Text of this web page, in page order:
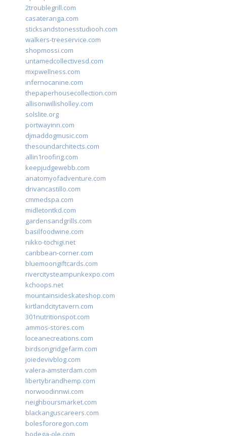
2troublegrill.com
casateranga.com
sticksandstonesstudiooh.com
walkers-treeservice.com
shopmossi.com
untamedcollectivesd.com
mxpwellness.com
infernocanine.com
thepaperhousecollection.com
allisonwillisholley.com
solslite.org
portwayinn.com
djmaddogmusic.com
thesoundarchitects.com
allin1roofing.com
keepjudgewebb.com
anatomyofadventure.com
drivancastillo.com
cmmedspa.com
midletontkd.com
gardensandgrills.com
basilfoodwine.com
nikko-tochigi.net
caribbean-corner.com
bluemoongiftcards.com
rivercitysteampunkexpo.com
kchoops.net
mountainsideskateshop.com
kirtlandcitytavern.com
301nutritionspot.com
ammos-stores.com
loceanecreations.com
birdsongridgefarm.com
joiedevivblog.com
valera-amsterdam.com
libertybrandhemp.com
norwoodinnwi.com
neighboursmarket.com
blackanguscareers.com
bolesfororegon.com
bodega-ole.com